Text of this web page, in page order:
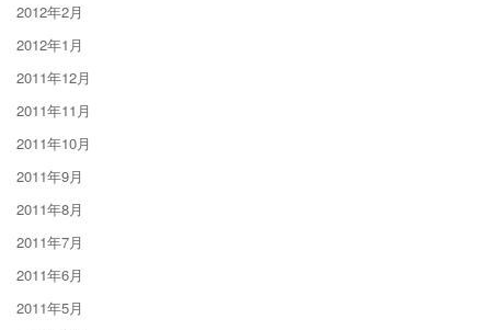
2012年2月
2012年1月
2011年12月
2011年11月
2011年10月
2011年9月
2011年8月
2011年7月
2011年6月
2011年5月